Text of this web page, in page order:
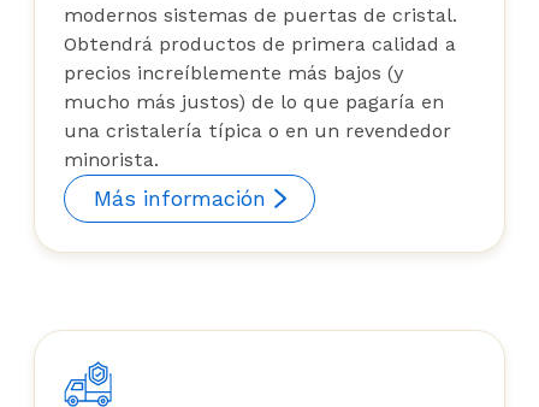
modernos sistemas de puertas de cristal.
Obtendrá productos de primera calidad a
precios increíblemente más bajos (y
mucho más justos) de lo que pagaría en
una cristalería típica o en un revendedor
minorista.
Más información